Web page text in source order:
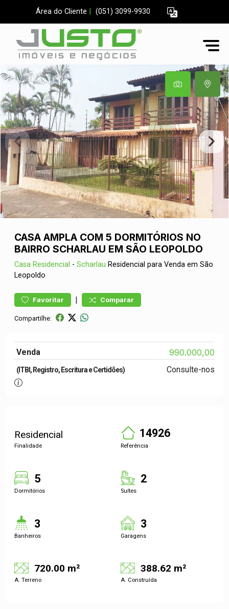
Área do Cliente (051) 3099-9930
CASA AMPLA COM 5 DORMITÓRIOS NO
BAIRRO SCHARLAU EM SÃO LEOPOLDO
Casa Residencial - Scharlau Residencial para Venda em São
Leopoldo
Favoritar | Comparar
Compartilhe:
Venda 990.000,00
(ITBI, Registro, Escritura e Certidões) Consulte-nos
Residencial
Finalidade
14926
Referência
5
Dormitórios
2
Suítes
3
Banheiros
3
Garagens
720.00 m²
A. Terreno
388.62 m²
A. Construída